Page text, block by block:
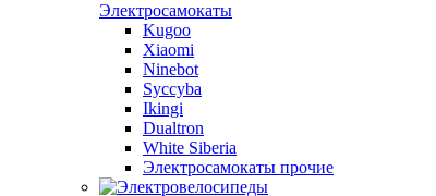
Электросамокаты
Kugoo
Xiaomi
Ninebot
Syccyba
Ikingi
Dualtron
White Siberia
Электросамокаты прочие